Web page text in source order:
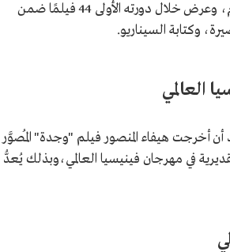
وفي عام 1429هـ/2008م، افتتح مهرجان أفلام السعودية في مدينة الدمام، وعرض خلال دورته الأولى 44 فيلمًا ضمن
وكتابة السيناريو.
العالمي
بعد أن أخرجت هيفاء المنصور فيلم "وجدة" المُصوَّر
في مهرجان فينيسيا العالمي،وبذلك يُعدُّ